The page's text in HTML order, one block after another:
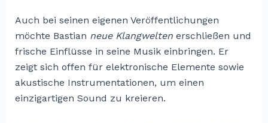
Auch bei seinen eigenen Veröffentlichungen
möchte Bastian neue Klangweltenerschließen und
frische Einflüsse in seine Musik einbringen. Er
zeigt sich offen für elektronische Elemente sowie
akustische Instrumentationen, um einen
einzigartigen Sound zu kreieren.